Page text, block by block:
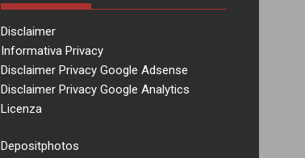
Disclaimer
Informativa Privacy
Disclaimer Privacy Google Adsense
Disclaimer Privacy Google Analytics
Licenza
Depositphotos